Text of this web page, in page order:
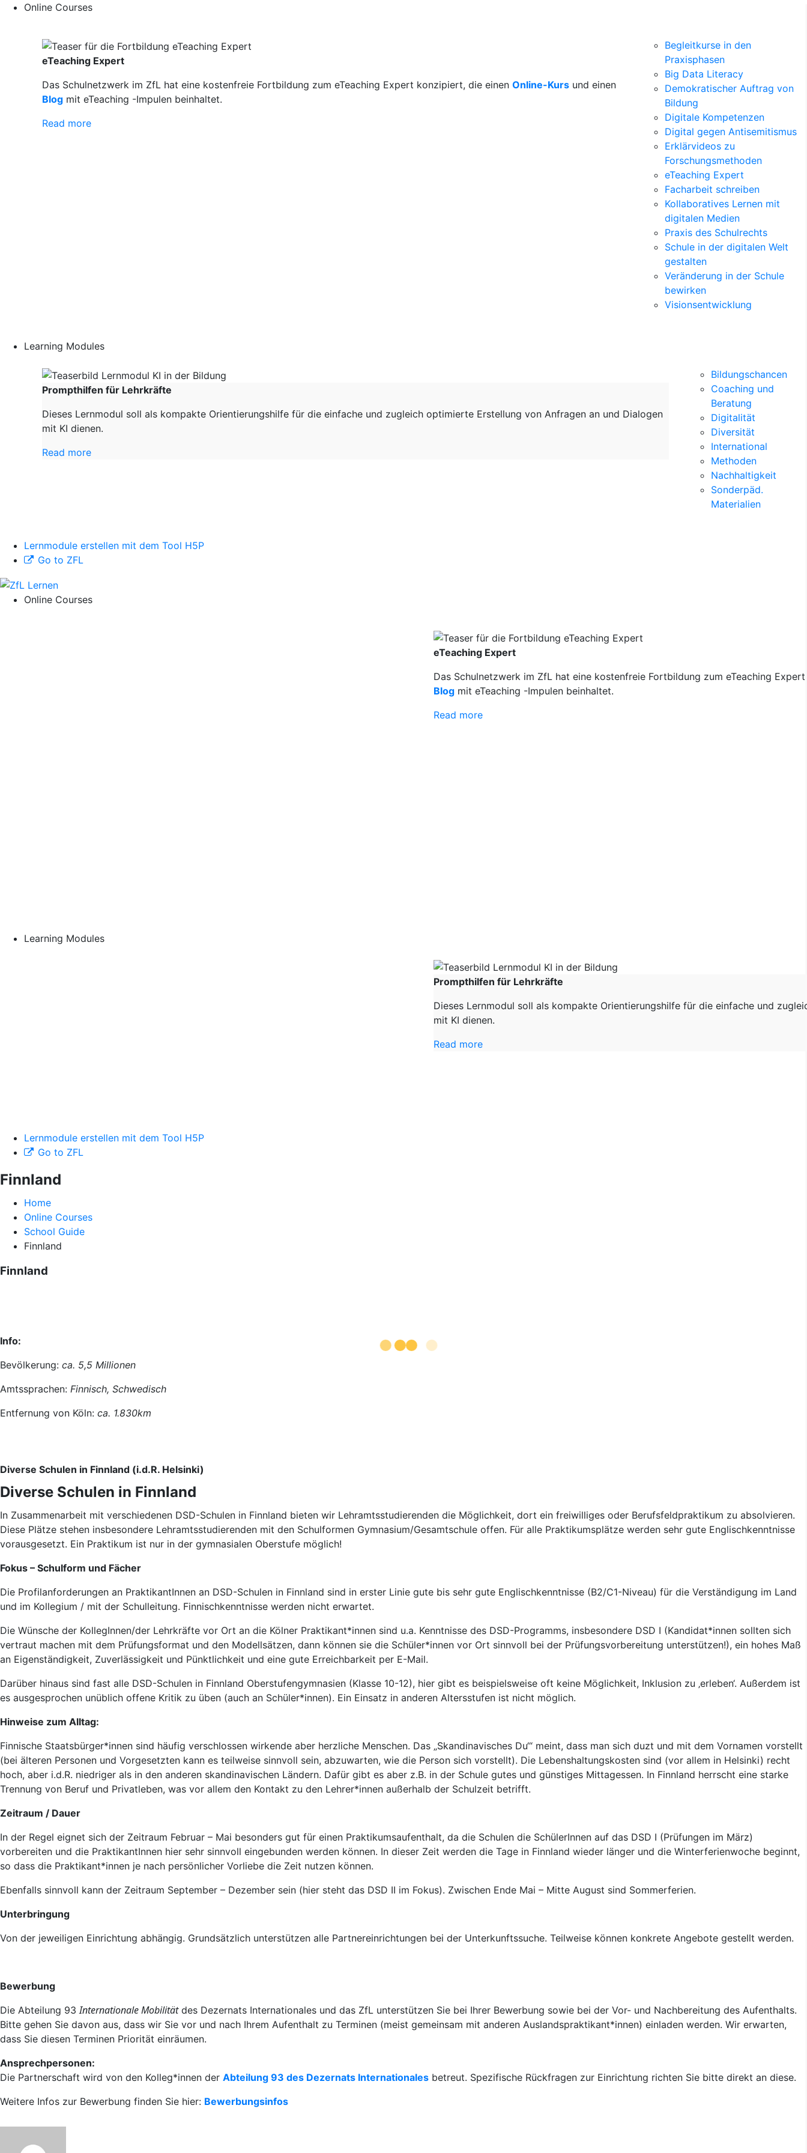
Online Courses
eTeaching Expert
Das Schulnetzwerk im ZfL hat eine kostenfreie Fortbildung zum eTeaching Expert konzipiert, die einen Online-Kurs und einen
Blog mit eTeaching -Impulen beinhaltet.
Read more
Begleitkurse in den
Praxisphasen
Big Data Literacy
Demokratischer Auftrag von
Bildung
Digitale Kompetenzen
Digital gegen Antisemitismus
Erklärvideos zu
Forschungsmethoden
eTeaching Expert
Facharbeit schreiben
Kollaboratives Lernen mit
digitalen Medien
Praxis des Schulrechts
Schule in der digitalen Welt
gestalten
Veränderung in der Schule
bewirken
Visionsentwicklung
Learning Modules
Prompthilfen für Lehrkräfte
Dieses Lernmodul soll als kompakte Orientierungshilfe für die einfache und zugleich optimierte Erstellung von Anfragen an und Dialogen
mit KI dienen.
Read more
Bildungschancen
Coaching und
Beratung
Digitalität
Diversität
International
Methoden
Nachhaltigkeit
Sonderpäd.
Materialien
Lernmodule erstellen mit dem Tool H5P
Go to ZFL
Online Courses
eTeaching Expert
Das Schulnetzwerk im ZfL hat eine kostenfreie Fortbildung zum eTeaching
Blog mit eTeaching -Impulen beinhaltet.
Read more
Learning Modules
Prompthilfen für Lehrkräfte
Dieses Lernmodul soll als kompakte Orientierungshilfe für die einfache und
mit KI dienen.
Read more
Lernmodule erstellen mit dem Tool H5P
Go to ZFL
Finnland
Home
Online Courses
School Guide
Finnland
Finnland
Info:
Bevölkerung: ca. 5,5 Millionen
Amtssprachen: Finnisch, Schwedisch
Entfernung von Köln: ca. 1.830km
Diverse Schulen in Finnland (i.d.R. Helsinki)
Diverse Schulen in Finnland
In Zusammenarbeit mit verschiedenen DSD-Schulen in Finnland bieten wir Lehramtsstudierenden die Möglichkeit, dort ein freiwilliges oder Berufsfeldpraktikum zu absolvieren.
Diese Plätze stehen insbesondere Lehramtsstudierenden mit den Schulformen Gymnasium/Gesamtschule offen. Für alle Praktikumsplätze werden sehr gute Englischkenntnisse
vorausgesetzt. Ein Praktikum ist nur in der gymnasialen Oberstufe möglich!
Fokus – Schulform und Fächer
Die Profilanforderungen an PraktikantInnen an DSD-Schulen in Finnland sind in erster Linie gute bis sehr gute Englischkenntnisse (B2/C1-Niveau) für die Verständigung im Land
und im Kollegium / mit der Schulleitung. Finnischkenntnisse werden nicht erwartet.
Die Wünsche der KollegInnen/der Lehrkräfte vor Ort an die Kölner Praktikant*innen sind u.a. Kenntnisse des DSD-Programms, insbesondere DSD I (Kandidat*innen sollten sich
vertraut machen mit dem Prüfungsformat und den Modellsätzen, dann können sie die Schüler*innen vor Ort sinnvoll bei der Prüfungsvorbereitung unterstützen!), ein hohes Maß
an Eigenständigkeit, Zuverlässigkeit und Pünktlichkeit und eine gute Erreichbarkeit per E-Mail.
Darüber hinaus sind fast alle DSD-Schulen in Finnland Oberstufengymnasien (Klasse 10-12), hier gibt es beispielsweise oft keine Möglichkeit, Inklusion zu ‚erleben‘. Außerdem ist
es ausgesprochen unüblich offene Kritik zu üben (auch an Schüler*innen). Ein Einsatz in anderen Altersstufen ist nicht möglich.
Hinweise zum Alltag:
Finnische Staatsbürger*innen sind häufig verschlossen wirkende aber herzliche Menschen. Das „Skandinavisches Du‘“ meint, dass man sich duzt und mit dem Vornamen vorstellt
(bei älteren Personen und Vorgesetzten kann es teilweise sinnvoll sein, abzuwarten, wie die Person sich vorstellt). Die Lebenshaltungskosten sind (vor allem in Helsinki) recht
hoch, aber i.d.R. niedriger als in den anderen skandinavischen Ländern. Dafür gibt es aber z.B. in der Schule gutes und günstiges Mittagessen. In Finnland herrscht eine starke
Trennung von Beruf und Privatleben, was vor allem den Kontakt zu den Lehrer*innen außerhalb der Schulzeit betrifft.
Zeitraum / Dauer
In der Regel eignet sich der Zeitraum Februar – Mai besonders gut für einen Praktikumsaufenthalt, da die Schulen die SchülerInnen auf das DSD I (Prüfungen im März)
vorbereiten und die PraktikantInnen hier sehr sinnvoll eingebunden werden können. In dieser Zeit werden die Tage in Finnland wieder länger und die Winterferienwoche beginnt,
so dass die Praktikant*innen je nach persönlicher Vorliebe die Zeit nutzen können.
Ebenfalls sinnvoll kann der Zeitraum September – Dezember sein (hier steht das DSD II im Fokus). Zwischen Ende Mai – Mitte August sind Sommerferien.
Unterbringung
Von der jeweiligen Einrichtung abhängig. Grundsätzlich unterstützen alle Partnereinrichtungen bei der Unterkunftssuche. Teilweise können konkrete Angebote gestellt werden.
Bewerbung
Die Abteilung 93 Internationale Mobilitätdes Dezernats Internationales und das ZfL unterstützen Sie bei Ihrer Bewerbung sowie bei der Vor- und Nachbereitung des Aufenthalts.
Bitte gehen Sie davon aus, dass wir Sie vor und nach Ihrem Aufenthalt zu Terminen (meist gemeinsam mit anderen Auslandspraktikant*innen) einladen werden. Wir erwarten,
dass Sie diesen Terminen Priorität einräumen.
Ansprechpersonen:
Die Partnerschaft wird von den Kolleg*innen der Abteilung 93 des Dezernats Internationales betreut. Spezifische Rückfragen zur Einrichtung richten Sie bitte direkt an diese.
Weitere Infos zur Bewerbung finden Sie hier: Bewerbungsinfos